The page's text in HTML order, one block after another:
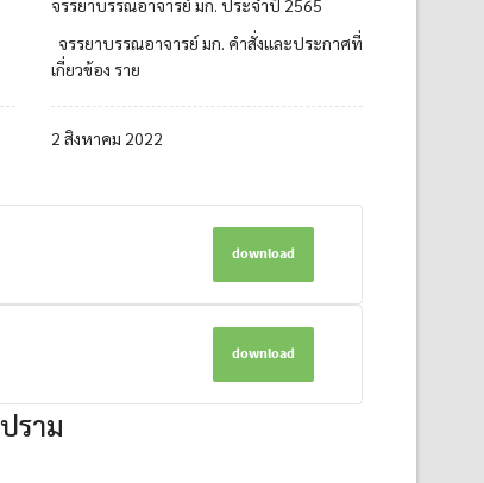
จรรยาบรรณอาจารย์ มก. ประจำปี 2565
จรรยาบรรณอาจารย์ มก. คำสั่งและประกาศที่
เกี่ยวข้อง ราย
2 สิงหาคม 2022
download
download
ราม